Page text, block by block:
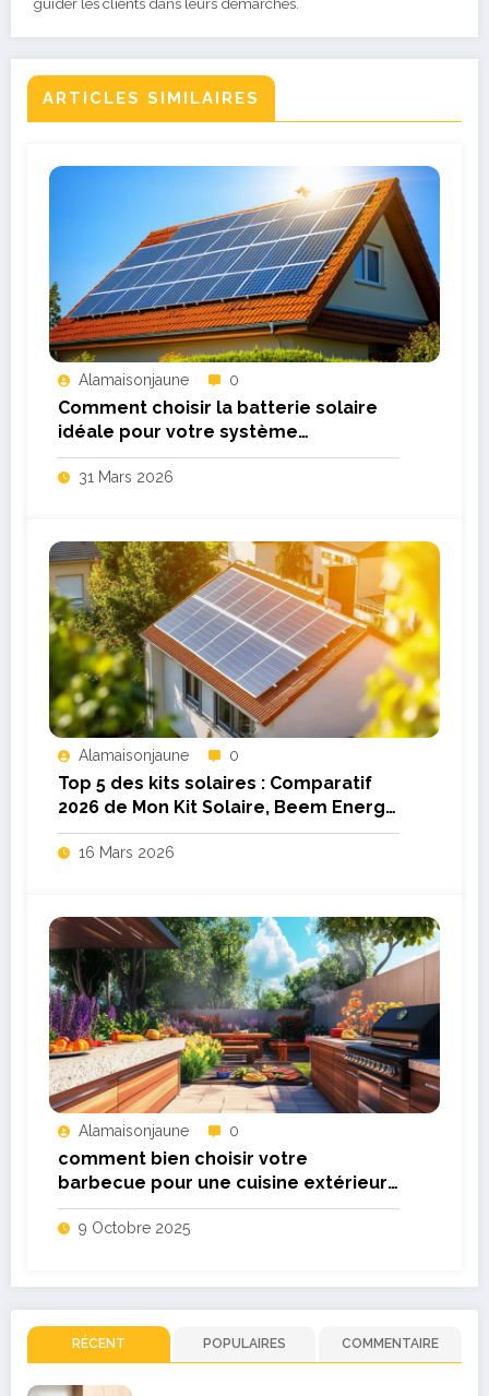
ARTICLES SIMILAIRES
Alamaisonjaune 0
Comment choisir la batterie solaire
idéale pour votre système
photovoltaïque
31 Mars 2026
Alamaisonjaune 0
Top 5 des kits solaires : Comparatif
2026 de Mon Kit Solaire, Beem Energy
et Allo Solar
16 Mars 2026
Alamaisonjaune 0
comment bien choisir votre
barbecue pour une cuisine extérieure
réussie
9 Octobre 2025
RÉCENT POPULAIRES COMMENTAIRE